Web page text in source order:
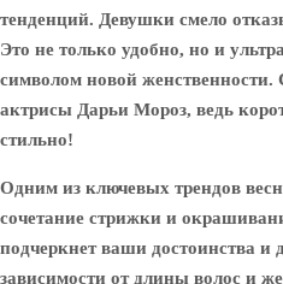
тенденций. Девушки смело
Это не только удобно, но и
символом новой женственности.
актрисы Дарьи Мороз, ведь
стильно!
Одним из ключевых трендов
сочетание стрижки и
подчеркнет ваши достоинства и
зависимости от длины волос и